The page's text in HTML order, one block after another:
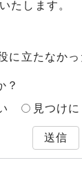
たします。
に立たなかっ
？
見つけ
送信